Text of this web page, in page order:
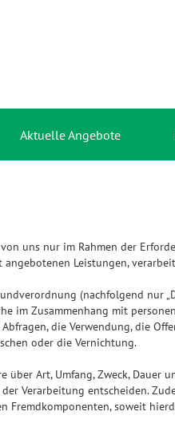
Aktuelle Angebote
uns nur im Rahmen der
Leistungen,
(nachfolgend nur
Zusammenhang mit
die Verwendung, die
oder die Vernichtung.
Art, Umfang, Zweck, Dauer
Verarbeitung entscheiden.
soweit